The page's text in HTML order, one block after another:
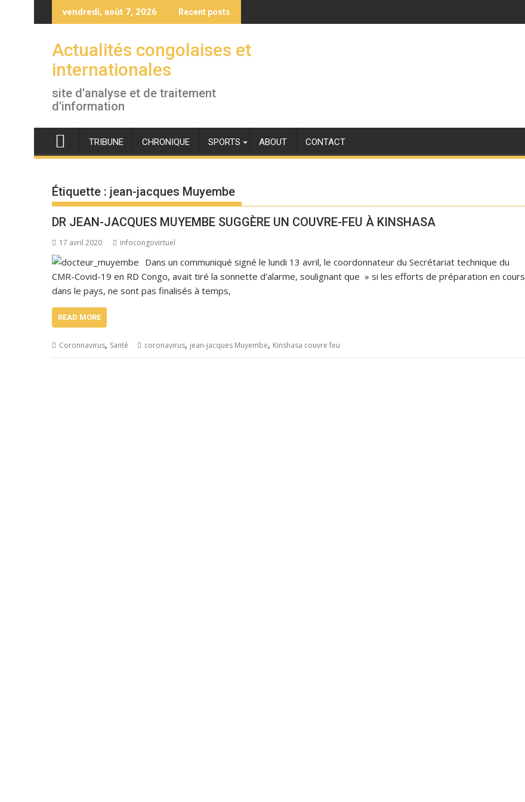
to
vendredi, août 7, 2026 Recent posts
Actualités congolaises et
internationales
site d'analyse et de traitement
d'information
TRIBUNE CHRONIQUE SPORTS ABOUT CONTACT
Étiquette : jean-jacques Muyembe
DR JEAN-JACQUES MUYEMBE SUGGÈRE UN COUVRE-FEU À KINSHASA
17 avril 2020 infocongovirtuel
Dans un communiqué signé le lundi 13 avril, le coordonnateur du Secrétariat technique du
CMR-Covid-19 en RD Congo, avait tiré la sonnette d’alarme, soulignant que » si les efforts de préparation en cours
dans le pays, ne sont pas finalisés à temps,
READ MORE
Coronnavirus, Santé coronavirus, jean-jacques Muyembe, Kinshasa couvre feu